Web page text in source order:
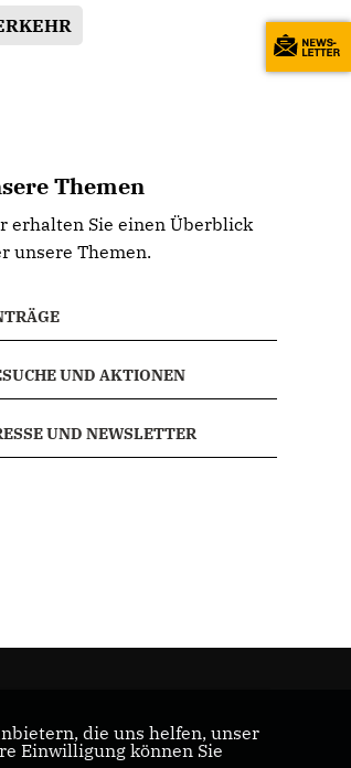
Themen
erhalten Sie einen Überblick
unsere Themen.
UND AKTIONEN
UND NEWSLETTER
die uns helfen, unser
Einwilligung können Sie